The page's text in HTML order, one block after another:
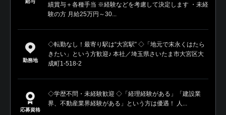
績賞与＋各種手当 ※経験などを考慮して決定します ・未経
験の方 月給25万円～30...
勤務地
◇転勤なし！最寄り駅は“大宮駅” ◇「地元で末永くはたら
きたい」という方歓迎♪ 本社／埼玉県さいたま市大宮区大
成町1-518-2
応募資格
◇学歴不問・未経験歓迎 ◇「経理経験がある」「建設業
界、不動産業界経験がある」という方は優遇！ 人...